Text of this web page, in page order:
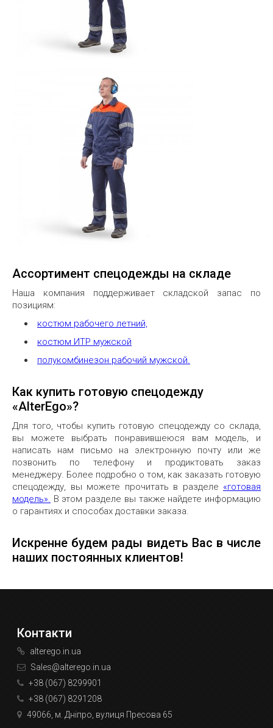
Ассортимент спецодежды на складе
Наша компания поддерживает складской запас по
позициям:
костюм рабочего летний,
костюм ИТР мужской
полукомбинезон рабочий мужской.
Как купить готовую спецодежду
«AlterEgo»?
Для того, чтобы купить готовую спецодежду со склада,
вы можете выбрать понравившеюся вам модель, и
написать нам письмо на электронную почту или же
позвонить по телефону и продиктовать заказ
менеджеру. Более подробно о том, как заказать готовую
спецодежду, вы можете прочитать в разделе «готовая
модель». В этом разделе вы также найдете информацию
о гарантиях и способах доставки заказа.
Искренне будем рады видеть Вас в числе
наших постоянных клиентов!
Контакти
alterego.in.ua
Sales@alterego.in.ua
+38 (067) 8299901
+38 (067) 8291208
49066, м. Дніпро, вулиця Пресова 65